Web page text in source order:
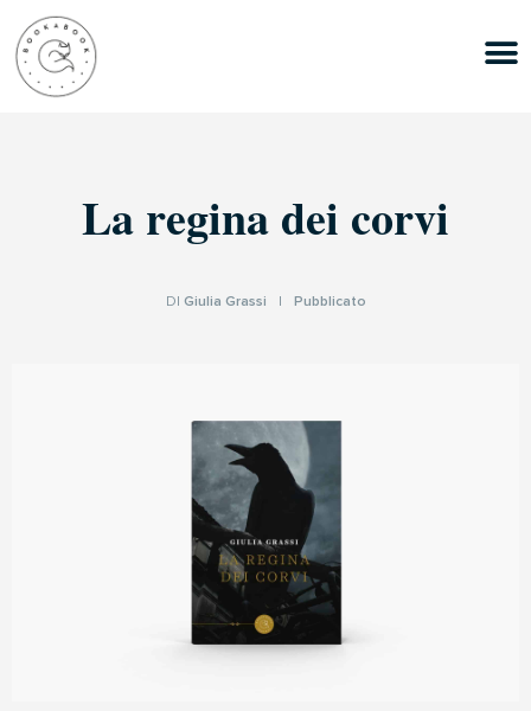
La regina dei corvi
DI Giulia Grassi Pubblicato